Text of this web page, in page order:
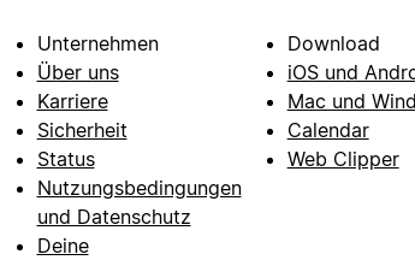
Unternehmen
Über uns
Karriere
Sicherheit
Status
Nutzungsbedingungen
und Datenschutz
Deine
Download
iOS und
Mac und
Calendar
Web Clipper